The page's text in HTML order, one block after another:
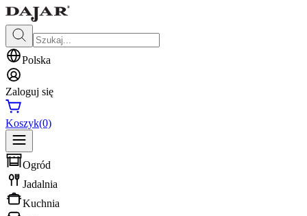
Polska
Zaloguj się
Koszyk(0)
Ogród
Jadalnia
Kuchnia